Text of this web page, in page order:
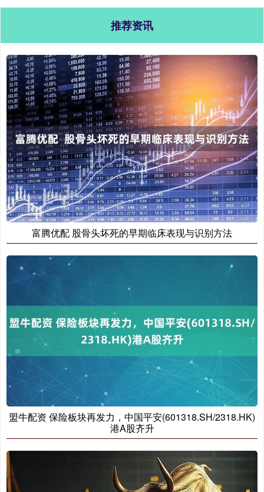
推荐资讯
富腾优配 股骨头坏死的早期临床表现与识别方法
盟牛配资 保险板块再发力，中国平安(601318.SH/2318.HK)
港A股齐升